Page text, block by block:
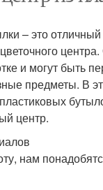
– это
и могут быть
предметы. В
центр.
нам